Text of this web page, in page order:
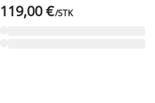
119,00 €/STK